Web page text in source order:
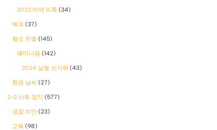
2023 마약 의혹 (34)
해외 (37)
혐오 차별 (145)
폐미니즘 (142)
2024 남혐 손가락 (43)
환경 날씨 (27)
2-2 사회 정치 (577)
경찰 치안 (23)
교육 (98)